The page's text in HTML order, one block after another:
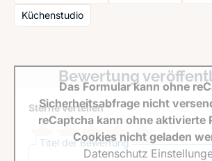
Küchenstudio
Bewertung
Sterne verteilen *
Titel der Bewertung
Das Formular kann ohne
Sicherheitsabfrage nicht
reCaptcha kann ohne aktivierte
Cookies nicht geladen
Datenschutz